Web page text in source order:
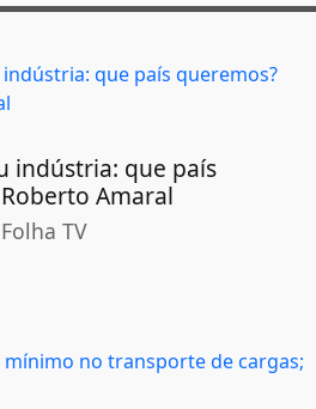
indústria: que país
Amaral
TV